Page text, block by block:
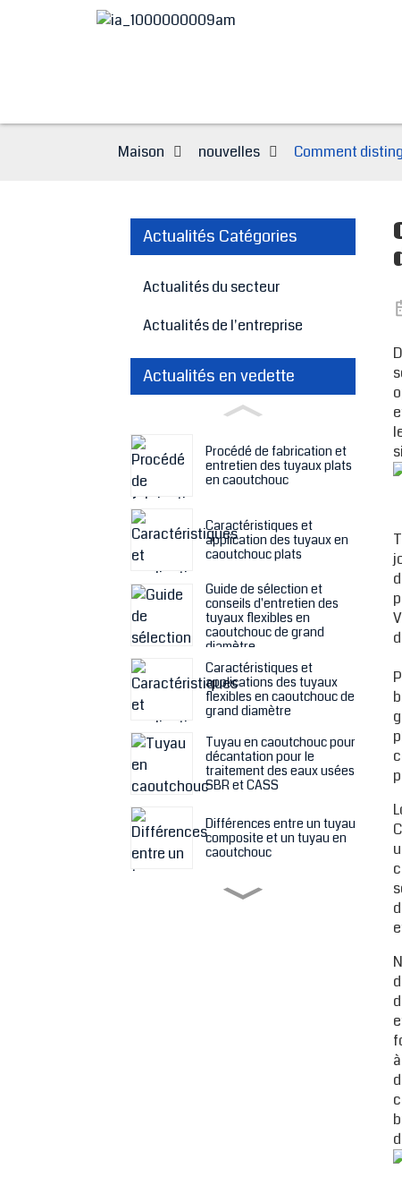
Maison nouvelles Comment
Actualités Catégories
Actualités du secteur
Actualités de l'entreprise
Actualités en vedette
Procédé de fabrication et
entretien des tuyaux plats
en caoutchouc
Caractéristiques et
application des tuyaux en
caoutchouc plats
Guide de sélection et
conseils d'entretien des
tuyaux flexibles en
caoutchouc de grand
diamètre
Caractéristiques et
applications des tuyaux
flexibles en caoutchouc de
grand diamètre
Tuyau en caoutchouc pour
décantation pour le
traitement des eaux usées
SBR et CASS
Différences entre un tuyau
composite et un tuyau en
caoutchouc
Caractéristiques et